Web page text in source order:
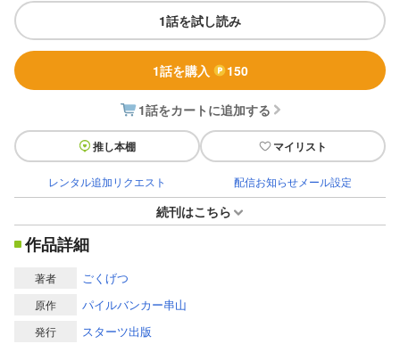
1話を試し読み
1話を購入 150
1話をカートに追加する
推し本棚 マイリスト
レンタル追加リクエスト 配信お知らせメール設定
続刊はこちら
作品詳細
著者 ごくげつ
原作 パイルバンカー串山
発行 スターツ出版